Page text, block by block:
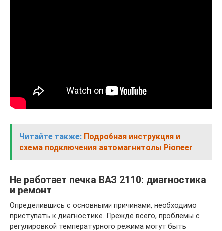
Читайте также: Подробная инструкция и
схема подключения автомагнитолы Pioneer
Не работает печка ВАЗ 2110: диагностика
и ремонт
Определившись с основными причинами, необходимо
приступать к диагностике. Прежде всего, проблемы с
регулировкой температурного режима могут быть